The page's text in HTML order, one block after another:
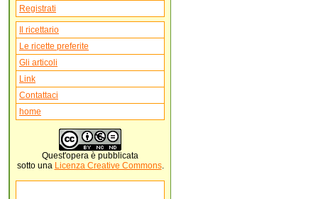
Registrati
Il ricettario
Le ricette preferite
Gli articoli
Link
Contattaci
home
Quest'opera è pubblicata
sotto una Licenza Creative Commons.